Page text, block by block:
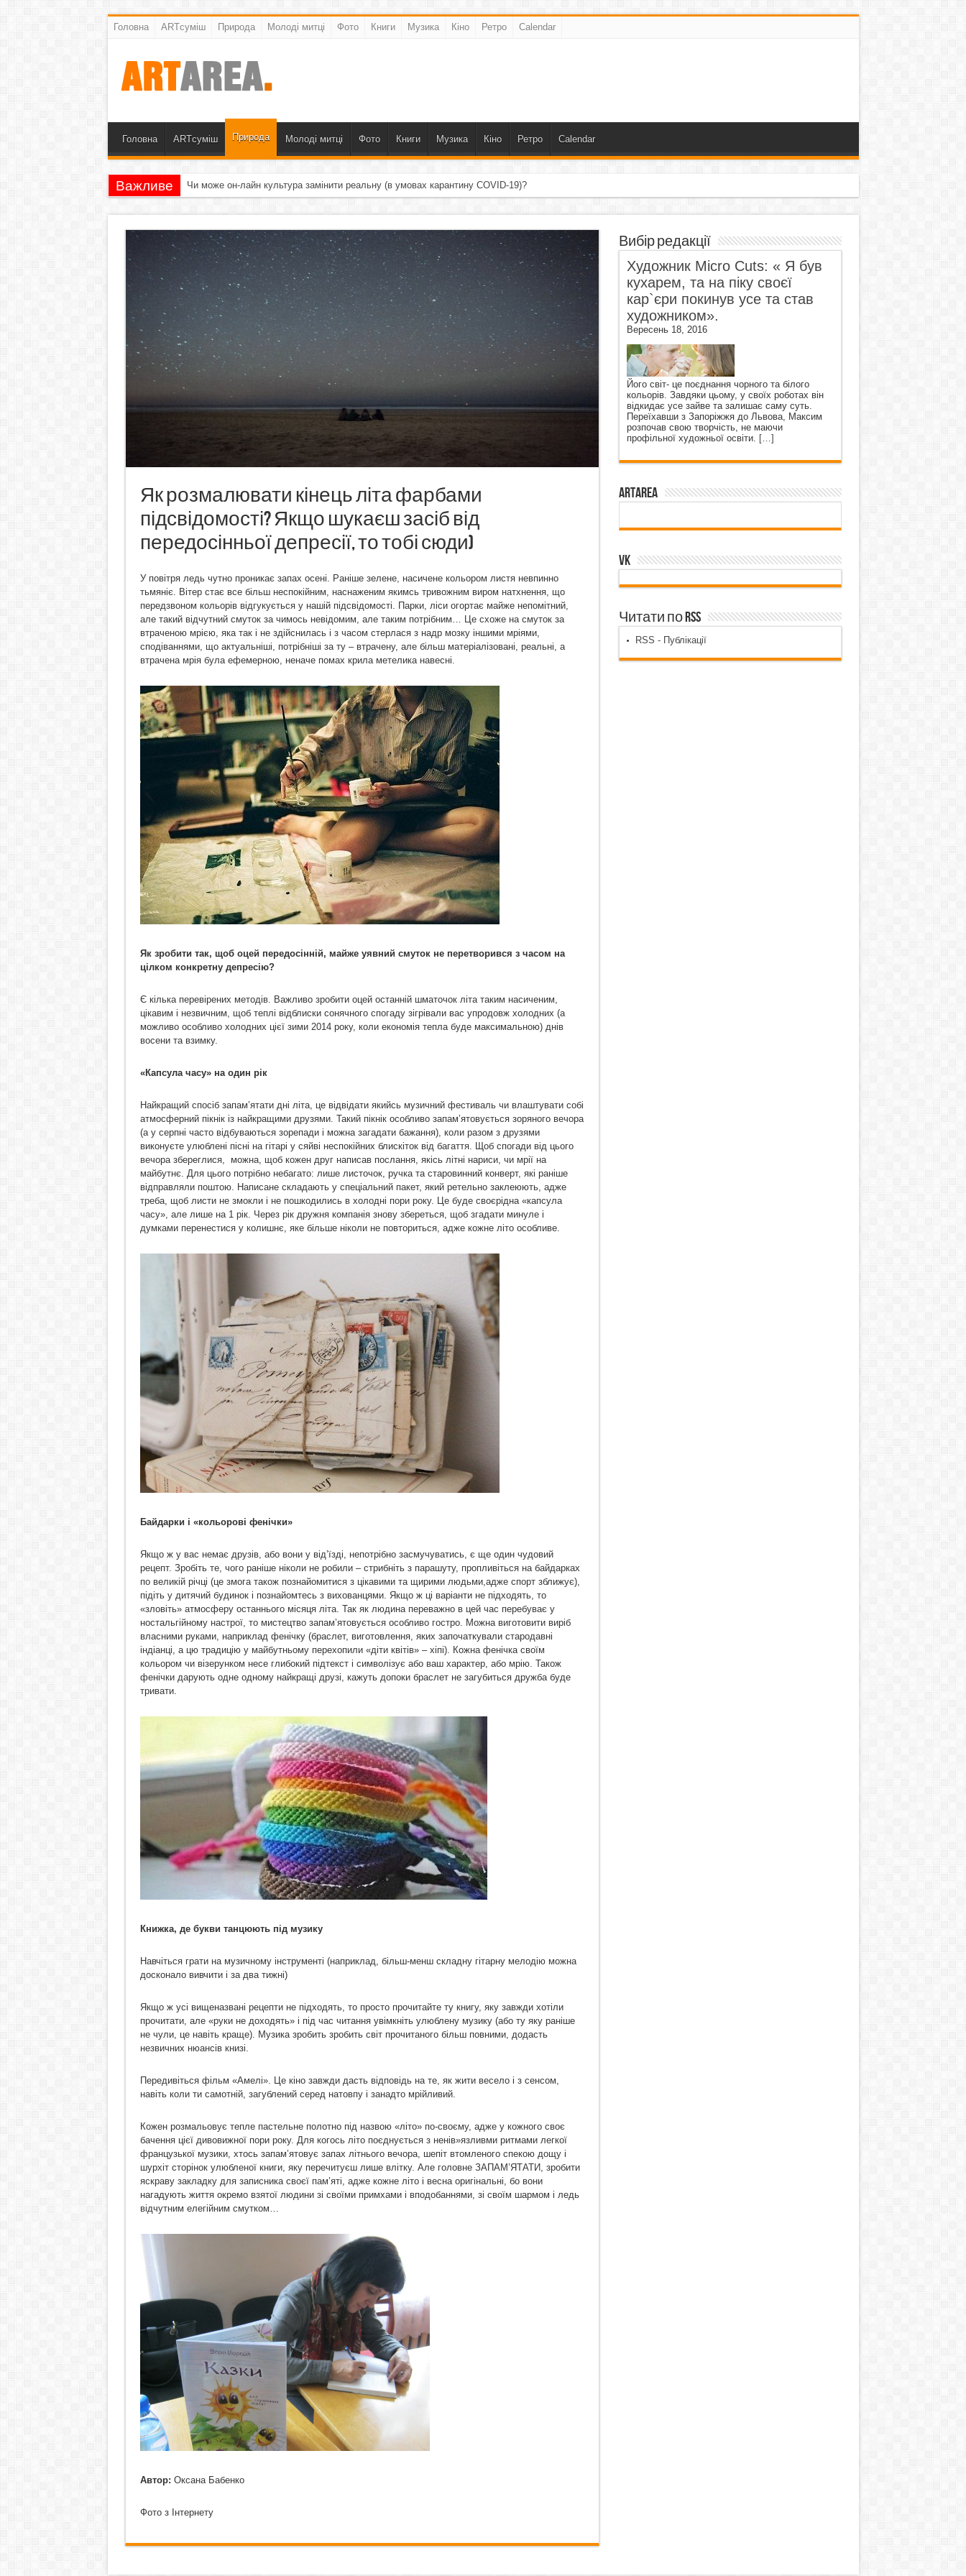
Головна ARTсуміш Природа Молоді митці Фото Книги Музика Кіно Ретро Calendar
Головна ARTсуміш Природа Молоді митці Фото Книги Музика Кіно Ретро Calendar
Важливе Чи може он-лайн культура замінити реальну (в умовах карантину COVID-19)?
Як розмалювати кінець літа фарбами
підсвідомості? Якщо шукаєш засіб від
передосінньої депресії, то тобі сюди)
У повітря ледь чутно проникає запах осені. Раніше зелене, насичене кольором листя невпинно
тьмяніє. Вітер стає все більш неспокійним, наснаженим якимсь тривожним виром натхнення, що
передзвоном кольорів відгукується у нашій підсвідомості. Парки, ліси огортає майже непомітний,
але такий відчутний смуток за чимось невідомим, але таким потрібним… Це схоже на смуток за
втраченою мрією, яка так і не здійснилась і з часом стерлася з надр мозку іншими мріями,
сподіваннями, що актуальніші, потрібніші за ту – втрачену, але більш матеріалізовані, реальні, а
втрачена мрія була ефемерною, неначе помах крила метелика навесні.
Як зробити так, щоб оцей передосінній, майже уявний смуток не перетворився з часом на
цілком конкретну депресію?
Є кілька перевірених методів. Важливо зробити оцей останній шматочок літа таким насиченим,
цікавим і незвичним, щоб теплі відблиски сонячного спогаду зігрівали вас упродовж холодних (а
можливо особливо холодних цієї зими 2014 року, коли економія тепла буде максимальною) днів
восени та взимку.
«Капсула часу» на один рік
Найкращий спосіб запам’ятати дні літа, це відвідати якийсь музичний фестиваль чи влаштувати собі
атмосферний пікнік із найкращими друзями. Такий пікнік особливо запам’ятовується зоряного вечора
(а у серпні часто відбуваються зорепади і можна загадати бажання), коли разом з друзями
виконуєте улюблені пісні на гітарі у сяйві неспокійних блискіток від багаття. Щоб спогади від цього
вечора збереглися, можна, щоб кожен друг написав послання, якісь літні нариси, чи мрії на
майбутнє. Для цього потрібно небагато: лише листочок, ручка та старовинний конверт, які раніше
відправляли поштою. Написане складають у спеціальний пакет, який ретельно заклеюють, адже
треба, щоб листи не змокли і не пошкодились в холодні пори року. Це буде своєрідна «капсула
часу», але лише на 1 рік. Через рік дружня компанія знову збереться, щоб згадати минуле і
думками перенестися у колишнє, яке більше ніколи не повториться, адже кожне літо особливе.
Байдарки і «кольорові фенічки»
Якщо ж у вас немає друзів, або вони у від’їзді, непотрібно засмучуватись, є ще один чудовий
рецепт. Зробіть те, чого раніше ніколи не робили – стрибніть з парашуту, пропливіться на байдарках
по великій річці (це змога також познайомитися з цікавими та щирими людьми,адже спорт зближує),
підіть у дитячий будинок і познайомтесь з вихованцями. Якщо ж ці варіанти не підходять, то
«зловіть» атмосферу останнього місяця літа. Так як людина переважно в цей час перебуває у
ностальгійному настрої, то мистецтво запам’ятовується особливо гостро. Можна виготовити виріб
власними руками, наприклад фенічку (браслет, виготовлення, яких започаткували стародавні
індіанці, а цю традицію у майбутньому перехопили «діти квітів» – хіпі). Кожна фенічка своїм
кольором чи візерунком несе глибокий підтекст і символізує або ваш характер, або мрію. Також
фенічки дарують одне одному найкращі друзі, кажуть допоки браслет не загубиться дружба буде
тривати.
Книжка, де букви танцюють під музику
Навчіться грати на музичному інструменті (наприклад, більш-менш складну гітарну мелодію можна
досконало вивчити і за два тижні)
Якщо ж усі вищеназвані рецепти не підходять, то просто прочитайте ту книгу, яку завжди хотіли
прочитати, але «руки не доходять» і під час читання увімкніть улюблену музику (або ту яку раніше
не чули, це навіть краще). Музика зробить зробить світ прочитаного більш повними, додасть
незвичних нюансів книзі.
Передивіться фільм «Амелі». Це кіно завжди дасть відповідь на те, як жити весело і з сенсом,
навіть коли ти самотній, загублений серед натовпу і занадто мрійливий.
Кожен розмальовує тепле пастельне полотно під назвою «літо» по-своєму, адже у кожного своє
бачення цієї дивовижної пори року. Для когось літо поєднується з ненів»язливми ритмами легкої
французької музики, хтось запам’ятовує запах літнього вечора, шепіт втомленого спекою дощу і
шурхіт сторінок улюбленої книги, яку перечитуєш лише влітку. Але головне ЗАПАМ’ЯТАТИ, зробити
яскраву закладку для записника своєї пам’яті, адже кожне літо і весна оригінальні, бо вони
нагадують життя окремо взятої людини зі своїми примхами і вподобаннями, зі своїм шармом і ледь
відчутним елегійним смутком…
Автор: Оксана Бабенко
Фото з Інтернету
Вибір редакції
Художник Micro Cuts: « Я був
кухарем, та на піку своєї
кар`єри покинув усе та став
художником».
Вересень 18, 2016
Його світ- це поєднання чорного та білого
кольорів. Завдяки цьому, у своїх роботах він
відкидає усе зайве та залишає саму суть.
Переїхавши з Запоріжжя до Львова, Максим
розпочав свою творчість, не маючи
профільної художньої освіти. […]
ArtArea
VK
Читати по RSS
RSS - Публікації